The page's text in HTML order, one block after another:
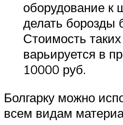
оборудование
делать борозды
Стоимость
варьируется в
10000 руб.
Болгарку можно
всем видам